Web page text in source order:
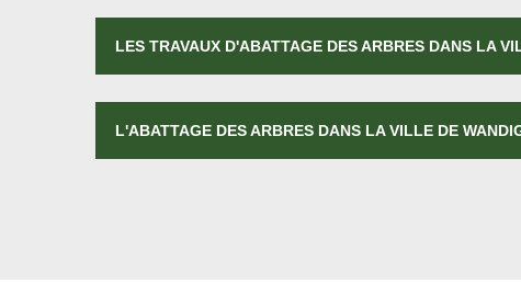
LES TRAVAUX D'ABATTAGE DES ARBRES DANS LA
L'ABATTAGE DES ARBRES DANS LA VILLE DE